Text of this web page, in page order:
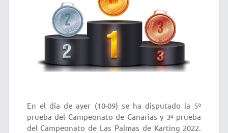
En el día de ayer (10-09) se ha disputado la 5ª
prueba del Campeonato de Canarias y 3ª prueba
del Campeonato de Las Palmas de Karting 2022.